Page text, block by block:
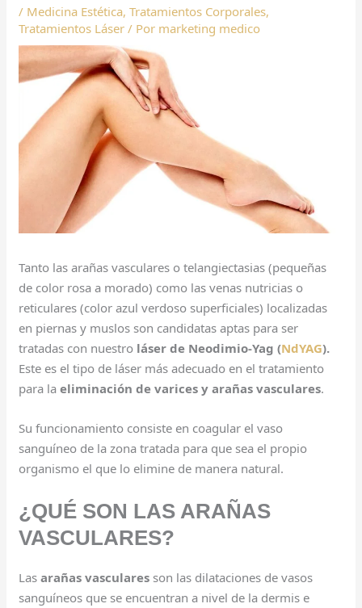
/ Medicina Estética,Tratamientos Corporales,
Tratamientos Láser / Por marketing medico
Tanto las arañas vasculares o telangiectasias (pequeñas
de color rosa a morado) como las venas nutricias o
reticulares (color azul verdoso superficiales) localizadas
en piernas y muslos son candidatas aptas para ser
tratadas con nuestro láser de Neodimio-Yag (NdYAG).
Este es el tipo de láser más adecuado en el tratamiento
para laeliminación de varices y arañas vasculares.
Su funcionamiento consiste en coagular el vaso
sanguíneo de la zona tratada para que sea el propio
organismo el que lo elimine de manera natural.
¿QUÉ SON LAS ARAÑAS
VASCULARES?
Lasarañas vasculares son las dilataciones de vasos
sanguíneos que se encuentran a nivel de la dermis e